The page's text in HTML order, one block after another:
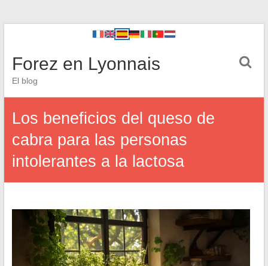
Forez en Lyonnais
El blog
Los beneficios del queso de
cabra para las personas
intolerantes a la lactosa